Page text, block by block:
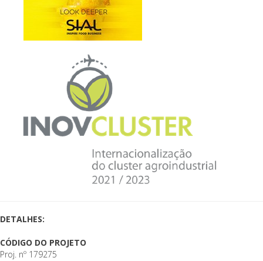
DETALHES:
CÓDIGO DO PROJETO
Proj. nº 179275